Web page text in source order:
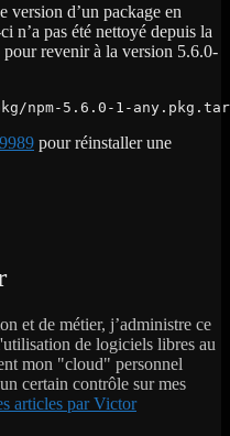
version d’un package en
n’a pas été nettoyé depuis la
revenir à la version 5.6.0-
npm-5.6.0-1-
pour réinstaller une
et de métier, j’administre ce
de logiciels libres au
mon "cloud" personnel
certain contrôle sur mes
articles par Victor